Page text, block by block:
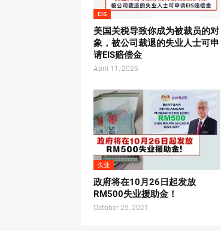
EIS
美国关税导致你成为被裁员的对
象，被公司裁退的失业人士可申
请EIS赔偿金
April 11, 2025
失业
政府将在10月26日起发放
RM500失业援助金！
October 25, 2021